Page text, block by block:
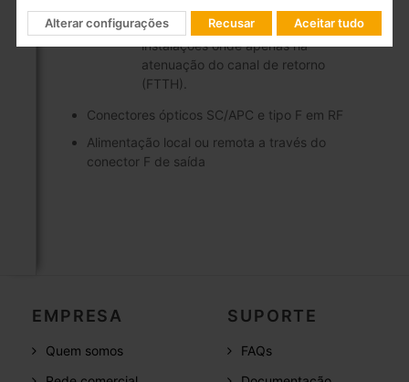
é portanto recomendado em
instalações onde apenas há
atenuação do canal de retorno
(FTTH).
Conectores ópticos SC/APC e tipo F em RF
Alimentação local ou remota a través do
conector F de saída
EMPRESA
Quem somos
SUPORTE
FAQs
Alterar configurações Recusar Aceitar tudo